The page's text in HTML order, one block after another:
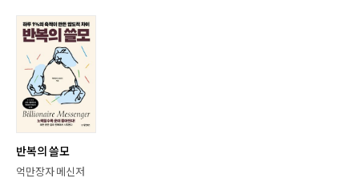
반복의 쓸모
억만장자 메신저